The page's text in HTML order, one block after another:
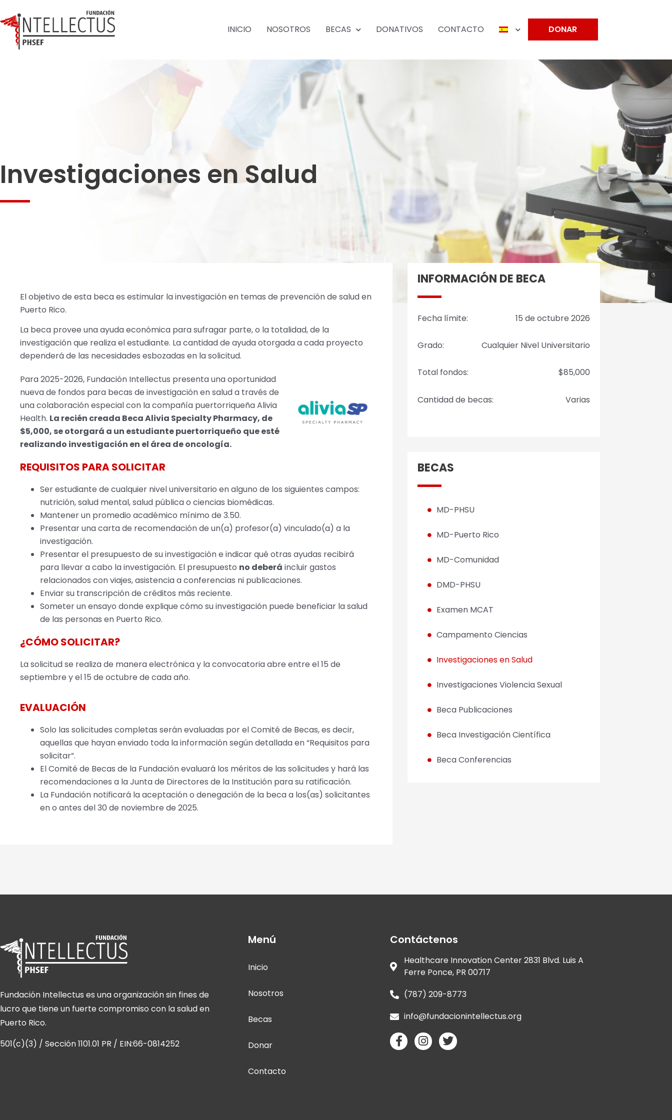
INICIO NOSOTROS BECAS DONATIVOS CONTACTO DONAR
Investigaciones en Salud
El objetivo de esta beca es estimular la investigación en temas de prevención de salud en
Puerto Rico.
La beca provee una ayuda económica para sufragar parte, o la totalidad, de la
investigación que realiza el estudiante. La cantidad de ayuda otorgada a cada proyecto
dependerá de las necesidades esbozadas en la solicitud.
Para 2025-2026, Fundación Intellectus presenta una oportunidad
nueva de fondos para becas de investigación en salud a través de
una colaboración especial con la compañía puertorriqueña Alivia
Health. La recién creada Beca Alivia Specialty Pharmacy, de
$5,000, se otorgará a un estudiante puertorriqueño que esté
realizando investigación en el área de oncología.
REQUISITOS PARA SOLICITAR
Ser estudiante de cualquier nivel universitario en alguno de los siguientes campos:
nutrición, salud mental, salud pública o ciencias biomédicas.
Mantener un promedio académico mínimo de 3.50.
Presentar una carta de recomendación de un(a) profesor(a) vinculado(a) a la
investigación.
Presentar el presupuesto de su investigación e indicar qué otras ayudas recibirá
para llevar a cabo la investigación. El presupuesto no deberá incluir gastos
relacionados con viajes, asistencia a conferencias ni publicaciones.
Enviar su transcripción de créditos más reciente.
Someter un ensayo donde explique cómo su investigación puede beneficiar la salud
de las personas en Puerto Rico.
¿CÓMO SOLICITAR?
La solicitud se realiza de manera electrónica y la convocatoria abre entre el 15 de
septiembre y el 15 de octubre de cada año.
EVALUACIÓN
Solo las solicitudes completas serán evaluadas por el Comité de Becas, es decir,
aquellas que hayan enviado toda la información según detallada en “Requisitos para
solicitar”.
El Comité de Becas de la Fundación evaluará los méritos de las solicitudes y hará las
recomendaciones a la Junta de Directores de la Institución para su ratificación.
La Fundación notificará la aceptación o denegación de la beca a los(as) solicitantes
en o antes del 30 de noviembre de 2025.
INFORMACIÓN DE BECA
Fecha límite: 15 de octubre 2026
Grado: Cualquier Nivel Universitario
Total fondos: $85,000
Cantidad de becas: Varias
BECAS
MD-PHSU
MD-Puerto Rico
MD-Comunidad
DMD-PHSU
Examen MCAT
Campamento Ciencias
Investigaciones en Salud
Investigaciones Violencia Sexual
Beca Publicaciones
Beca Investigación Científica
Beca Conferencias
Fundación Intellectus es una organización sin fines de
lucro que tiene un fuerte compromiso con la salud en
Puerto Rico.
501(c)(3) / Sección 1101.01 PR / EIN:66-0814252
Menú
Inicio
Nosotros
Becas
Donar
Contacto
Contáctenos
Healthcare Innovation Center 2831 Blvd. Luis A
Ferre Ponce, PR 00717
(787) 209-8773
info@fundacionintellectus.org